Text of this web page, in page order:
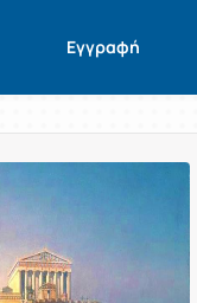
Εγγραφή